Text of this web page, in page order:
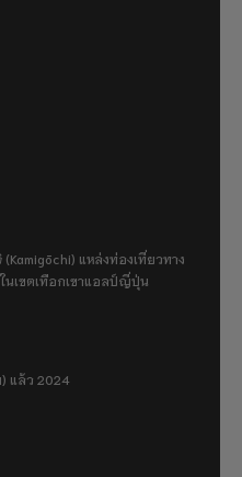
แหล่งท่องเที่ยวทาง
นเขตเทือกเขาแอลป์ญี่ปุ่น
แล้ว 2024